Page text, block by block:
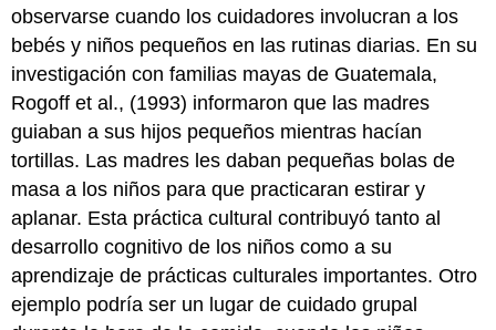
observarse cuando los cuidadores involucran a los
bebés y niños pequeños en las rutinas diarias. En su
investigación con familias mayas de Guatemala,
Rogoff et al., (1993) informaron que las madres
guiaban a sus hijos pequeños mientras hacían
tortillas. Las madres les daban pequeñas bolas de
masa a los niños para que practicaran estirar y
aplanar. Esta práctica cultural contribuyó tanto al
desarrollo cognitivo de los niños como a su
aprendizaje de prácticas culturales importantes. Otro
ejemplo podría ser un lugar de cuidado grupal